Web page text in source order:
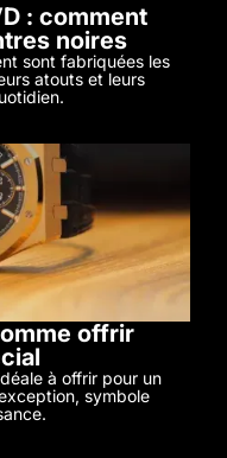
: comment
noires
sont fabriquées les
atouts et leurs
offrir
à offrir pour un
symbole